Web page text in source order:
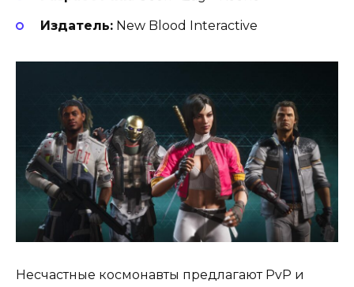
Издатель:New Blood Interactive
Несчастные космонавты предлагают PvP и